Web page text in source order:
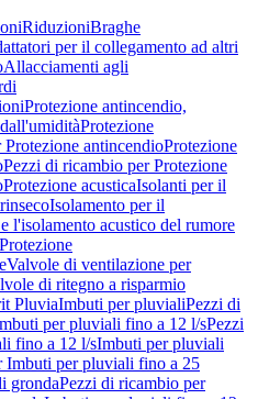
RiduzioniBraghe
per il collegamento ad altri
Allacciamenti agli
Protezione antincendio,
Protezione
antincendioProtezione
Pezzi di ricambio per Protezione
Protezione acusticaIsolanti per il
Isolamento per il
l'isolamento acustico del rumore
Protezione
Valvole di ventilazione per
di ritegno a risparmio
PluviaImbuti per pluvialiPezzi di
per pluviali fino a 12 l/sPezzi
fino a 12 l/sImbuti per pluviali
Imbuti per pluviali fino a 25
grondaPezzi di ricambio per